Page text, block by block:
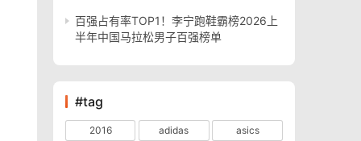
百强占有率TOP1！李宁跑鞋霸榜2026上
半年中国马拉松男子百强榜单
#tag
2016 adidas
asics